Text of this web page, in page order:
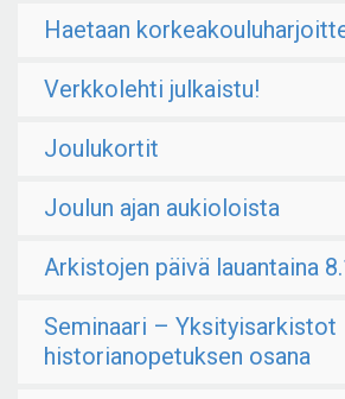
Haetaan
Verkkolehti julkaistu!
Joulukortit
Joulun ajan aukioloista
Arkistojen päivä lauantaina
Seminaari – Yksityisarkistot
historianopetuksen osana